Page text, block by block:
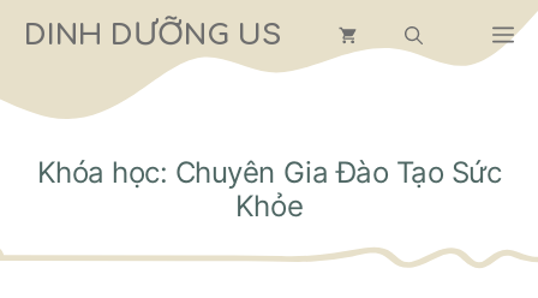
đến
dung
DINH DƯỠNG US
Khóa học: Chuyên Gia Đào Tạo Sức
Khỏe